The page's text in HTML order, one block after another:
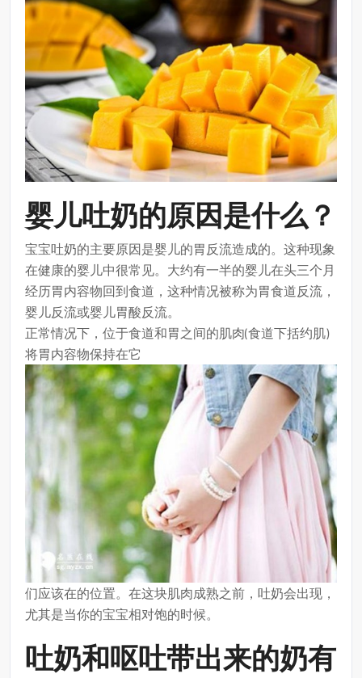
婴儿吐奶的原因是什么？
宝宝吐奶的主要原因是婴儿的胃反流造成的。这种现象
在健康的婴儿中很常见。大约有一半的婴儿在头三个月
经历胃内容物回到食道，这种情况被称为胃食道反流，
婴儿反流或婴儿胃酸反流。
正常情况下，位于食道和胃之间的肌肉(食道下括约肌)
将胃内容物保持在它
们应该在的位置。在这块肌肉成熟之前，吐奶会出现，
尤其是当你的宝宝相对饱的时候。
吐奶和呕吐带出来的奶有